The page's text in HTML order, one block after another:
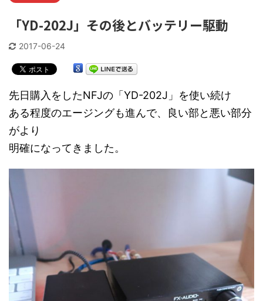
「YD-202J」その後とバッテリー駆動
2017-06-24
先日購入をしたNFJの「YD-202J」を使い続け
ある程度のエージングも進んで、良い部と悪い部分
がより
明確になってきました。